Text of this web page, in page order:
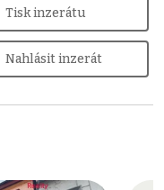
Tisk inzerátu
Nahlásit inzerát